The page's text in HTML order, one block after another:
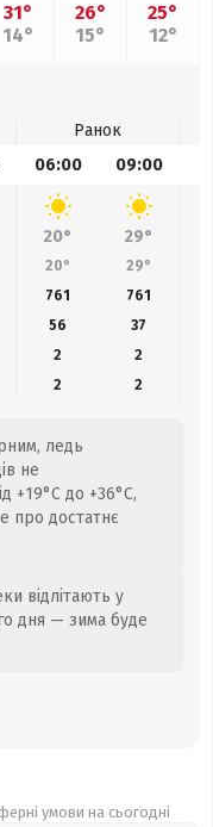
31°
14°
26°
15°
25°
12°
Ранок
06:00 09:00
20° 29°
20° 29°
761 761
56 37
2
2
2 2
ледь
не
+19°C до +36°C,
про достатнє
відлітають у
дня — зима буде
умови на сьогодні